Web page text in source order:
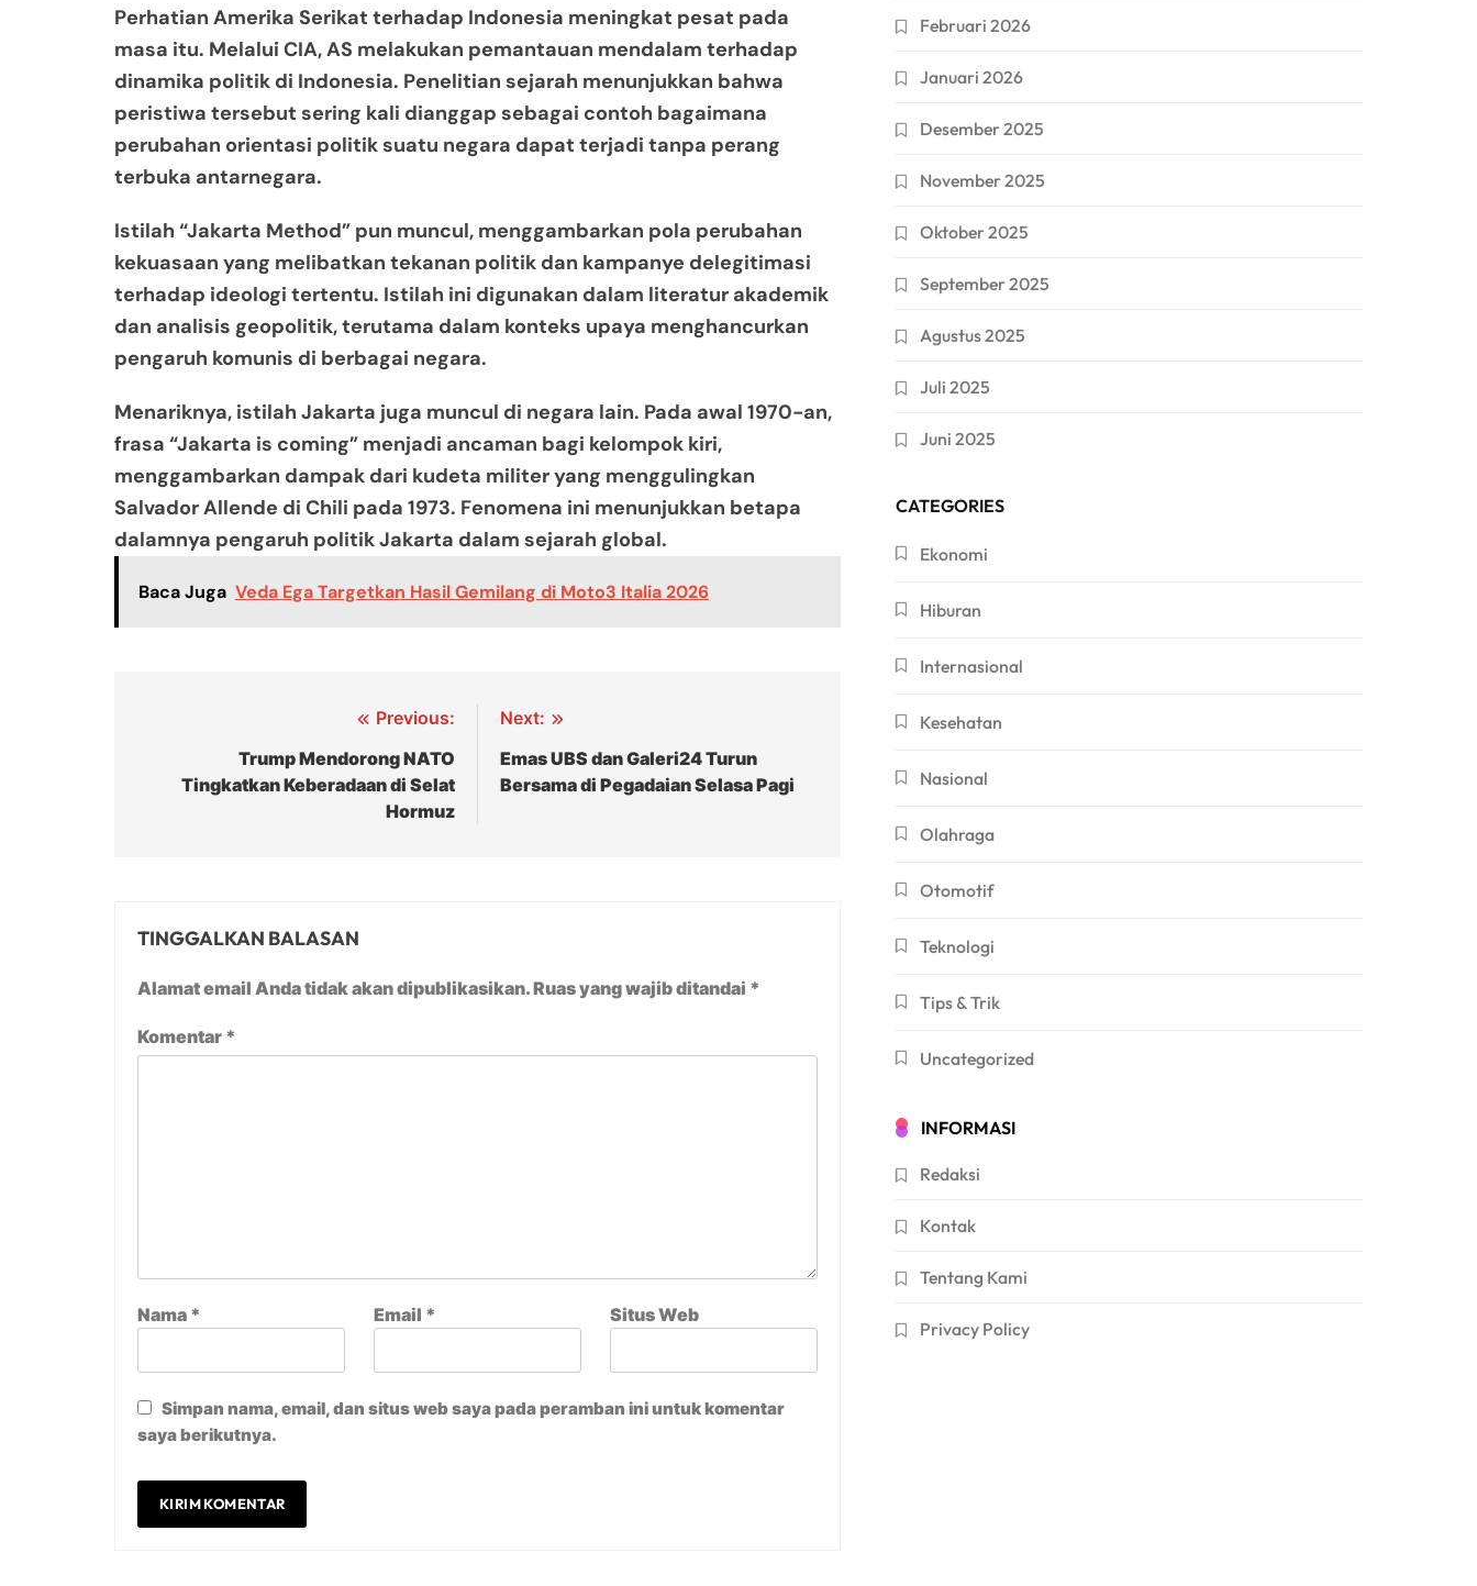
Perhatian Amerika Serikat terhadap Indonesia meningkat pesat pada
masa itu. Melalui CIA, AS melakukan pemantauan mendalam terhadap
dinamika politik di Indonesia. Penelitian sejarah menunjukkan bahwa
peristiwa tersebut sering kali dianggap sebagai contoh bagaimana
perubahan orientasi politik suatu negara dapat terjadi tanpa perang
terbuka antarnegara.
Istilah “Jakarta Method” pun muncul, menggambarkan pola perubahan
kekuasaan yang melibatkan tekanan politik dan kampanye delegitimasi
terhadap ideologi tertentu. Istilah ini digunakan dalam literatur akademik
dan analisis geopolitik, terutama dalam konteks upaya menghancurkan
pengaruh komunis di berbagai negara.
Menariknya, istilah Jakarta juga muncul di negara lain. Pada awal 1970-an,
frasa “Jakarta is coming” menjadi ancaman bagi kelompok kiri,
menggambarkan dampak dari kudeta militer yang menggulingkan
Salvador Allende di Chili pada 1973. Fenomena ini menunjukkan betapa
dalamnya pengaruh politik Jakarta dalam sejarah global.
Baca Juga Veda Ega Targetkan Hasil Gemilang di Moto3 Italia 2026
Previous:
Trump Mendorong NATO
Tingkatkan Keberadaan di Selat
Hormuz
Next:
Emas UBS dan Galeri24 Turun
Bersama di Pegadaian Selasa Pagi
TINGGALKAN BALASAN
Alamat email Anda tidak akan dipublikasikan.Ruas yang wajib ditandai *
Komentar *
Nama * Email * Situs Web
Simpan nama, email, dan situs web saya pada peramban ini untuk komentar
saya berikutnya.
Februari 2026
Januari 2026
Desember 2025
November 2025
Oktober 2025
September 2025
Agustus 2025
Juli 2025
Juni 2025
CATEGORIES
Ekonomi
Hiburan
Internasional
Kesehatan
Nasional
Olahraga
Otomotif
Teknologi
Tips & Trik
Uncategorized
INFORMASI
Redaksi
Kontak
Tentang Kami
Privacy Policy